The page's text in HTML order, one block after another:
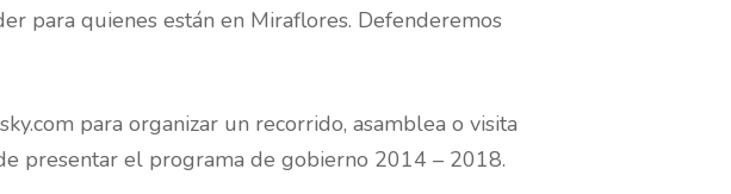
para quienes están en Miraflores. Defenderemos
para organizar un recorrido, asamblea o visita
presentar el programa de gobierno 2014 – 2018.